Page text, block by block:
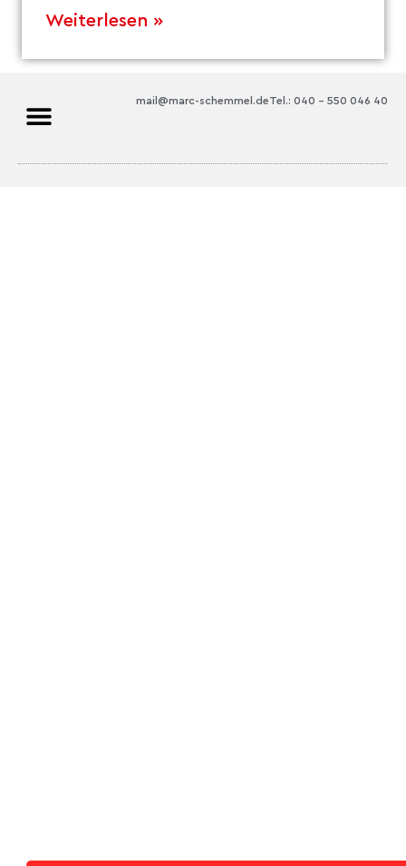
Weiterlesen »
Tel.: 040 – 550 046 40
mail@marc-schemmel.de